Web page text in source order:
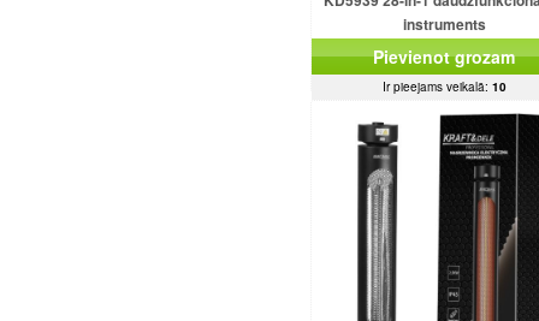
instruments
Pievienot grozam
Ir pieejams veikalā: 10